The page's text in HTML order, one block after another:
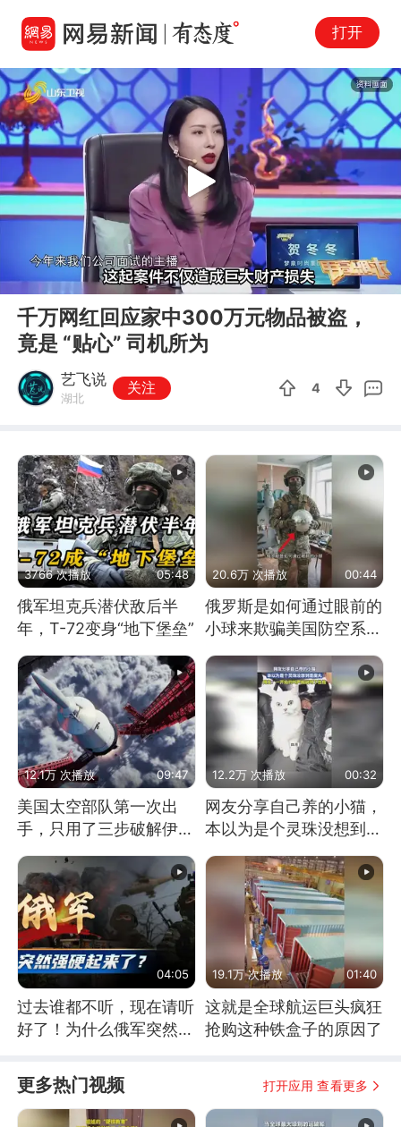
打开
00:00 00:45
Play
千万网红回应家中300万元物品被盗，
竟是 “贴心” 司机所为
艺飞说
湖北
关注 4
3766 次播放 05:48
俄军坦克兵潜伏敌后半
年，T-72变身“地下堡垒”
20.6万 次播放 00:44
俄罗斯是如何通过眼前的
小球来欺骗美国防空系统
的
12.1万 次播放 09:47
美国太空部队第一次出
手，只用了三步破解伊朗
12.2万 次播放 00:32
网友分享自己养的小猫，
本以为是个灵珠没想到是
04:05
过去谁都不听，现在请听
好了！为什么俄军突然强
19.1万 次播放 01:40
这就是全球航运巨头疯狂
抢购这种铁盒子的原因了
更多热门视频 打开应用 查看更多